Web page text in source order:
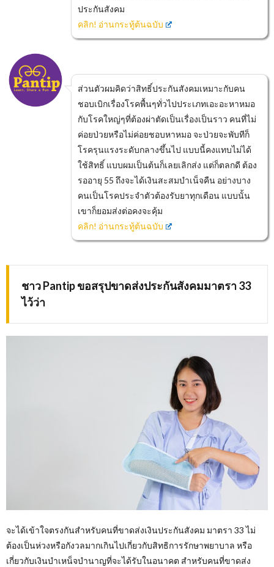
ประกันสังคม
คลิก! อ่านกระทู้ต้นฉบับ
ส่วนตัวผมคิดว่าสิทธิ์ประกันสังคมเหมาะกับคน
ชอบเบิกเรื่องโรคพื้นๆทั่วไปประเภทเอะอะหาหมอ
กับโรคใหญ่ๆที่ต้องผ่าตัดเป็นเรื่องเป็นราว คนที่ไม่
ค่อยป่วยหรือไม่ค่อยชอบหาหมอ จะป่วยจะพับทีก็
โรครุนแรงระดับกลางขึ้นไป แบบนี้คงแทบไม่ได้
ใช้สิทธิ์ แบบผมเป็นต้นก็เลยเลิกส่ง แต่ก็ตลกดี ต้อง
รออายุ 55 ถึงจะได้เงินสะสมบำเน็จคืน อย่างบาง
คนเป็นโรคประจำตัวต้องรับยาทุกเดือน แบบนั้น
เขาก็ยอมส่งต่อคงจะคุ้ม
คลิก! อ่านกระทู้ต้นฉบับ
ชาว Pantip ขอสรุปขาดส่งประกันสังคมมาตรา 33
ไว้ว่า
จะได้เข้าใจตรงกันสำหรับคนที่ขาดส่งเงินประกันสังคม มาตรา 33 ไม่
ต้องเป็นห่วงหรือกังวลมากเกินไปเกี่ยวกับสิทธิการรักษาพยาบาล หรือ
เกี่ยวกับเงินบำเหน็จบำนาญที่จะได้รับในอนาคต สำหรับคนที่ขาดส่ง